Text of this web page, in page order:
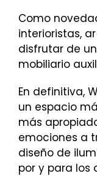
Como
interioristas,
disfrutar de
mobiliario
En definitiva,
un espacio
más
emociones a
diseño de
por y para los